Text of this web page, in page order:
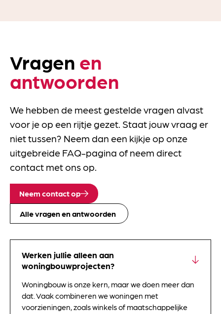
Vragen en
antwoorden
We hebben de meest gestelde vragen alvast
voor je op een rijtje gezet. Staat jouw vraag er
niet tussen? Neem dan een kijkje op onze
uitgebreide FAQ-pagina of neem direct
contact met ons op.
Neem contact op
Alle vragen en antwoorden
Werken jullie alleen aan
woningbouwprojecten?
Woningbouw is onze kern, maar we doen meer dan
dat. Vaak combineren we woningen met
voorzieningen, zoals winkels of maatschappelijke